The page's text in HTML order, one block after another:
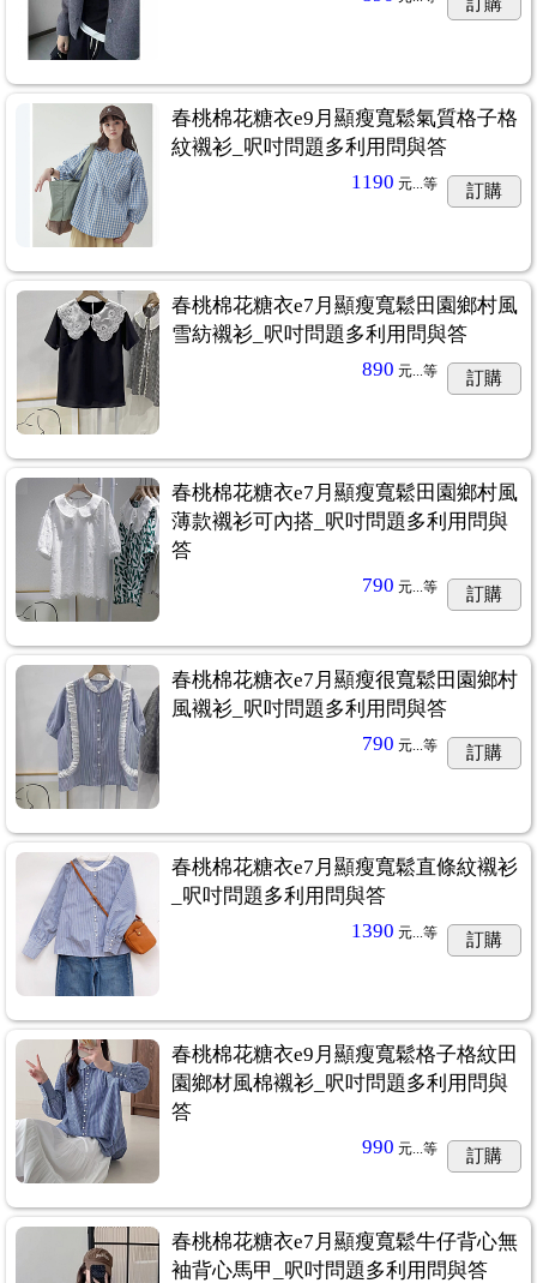
春桃棉花糖衣e9月顯瘦寬鬆氣質格子格
紋襯衫_呎吋問題多利用問與答
1190 元...等 訂購
春桃棉花糖衣e7月顯瘦寬鬆田園鄉村風
雪紡襯衫_呎吋問題多利用問與答
890 元...等 訂購
春桃棉花糖衣e7月顯瘦寬鬆田園鄉村風
薄款襯衫可內搭_呎吋問題多利用問與
答
790 元...等 訂購
春桃棉花糖衣e7月顯瘦很寬鬆田園鄉村
風襯衫_呎吋問題多利用問與答
790 元...等 訂購
春桃棉花糖衣e7月顯瘦寬鬆直條紋襯衫
_呎吋問題多利用問與答
1390 元...等 訂購
春桃棉花糖衣e9月顯瘦寬鬆格子格紋田
園鄉材風棉襯衫_呎吋問題多利用問與
答
990 元...等 訂購
春桃棉花糖衣e7月顯瘦寬鬆牛仔背心無
袖背心馬甲_呎吋問題多利用問與答